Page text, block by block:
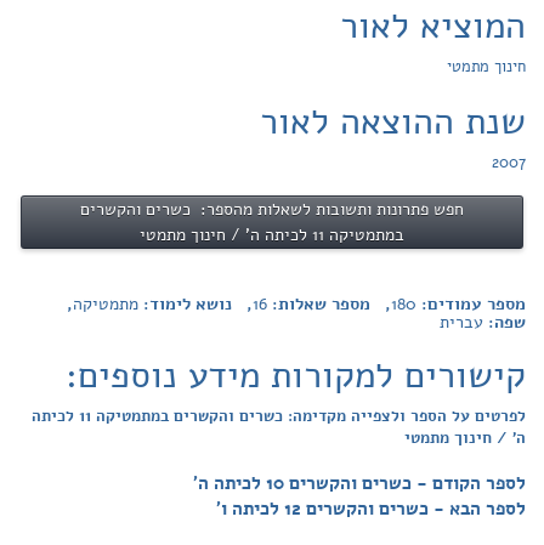
המוציא לאור
חינוך מתמטי
שנת ההוצאה לאור
2007
חפש פתרונות ותשובות לשאלות מהספר: כשרים והקשרים
במתמטיקה 11 לכיתה ה' / חינוך מתמטי
מספר עמודים: 180, מספר שאלות: 16, נושא לימוד: מתמטיקה,
שפה: עברית
קישורים למקורות מידע נוספים:
לפרטים על הספר ולצפייה מקדימה: כשרים והקשרים במתמטיקה 11 לכיתה
ה' / חינוך מתמטי
לספר הקודם - כשרים והקשרים 10 לכיתה ה'
לספר הבא - כשרים והקשרים 12 לכיתה ו'